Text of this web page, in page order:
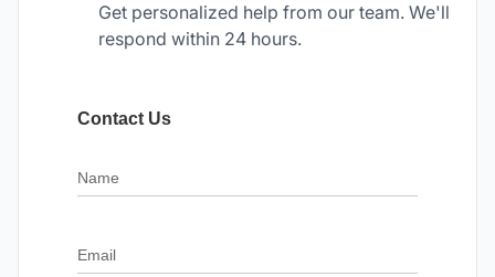
Get personalized help from our team. We'll
respond within 24 hours.